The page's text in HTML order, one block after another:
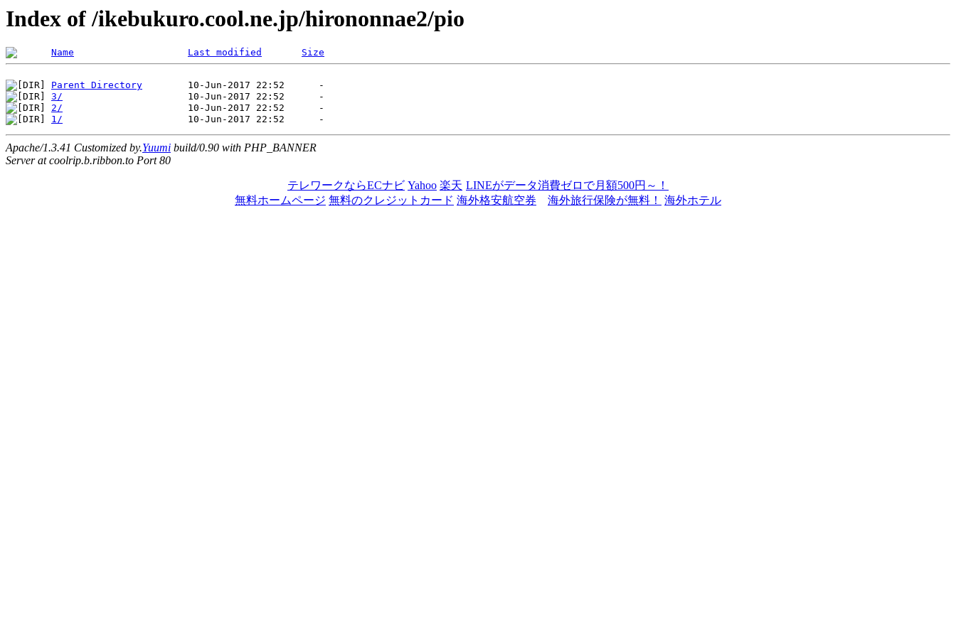
Index of /ikebukuro.cool.ne.jp/hirononnae2/pio
Name Last modified Size
Parent Directory
3/
2/
1/
Apache/1.3.41 Customized by.Yuumi build/0.90 with PHP_BANNER
Server at coolrip.b.ribbon.to Port 80
テレワークならECナビ Yahoo 楽天 LINEがデータ消費ゼロで月額500円～！
無料ホームページ 無料のクレジットカード 海外格安航空券 海外旅行保険が無料！ 海外ホテル